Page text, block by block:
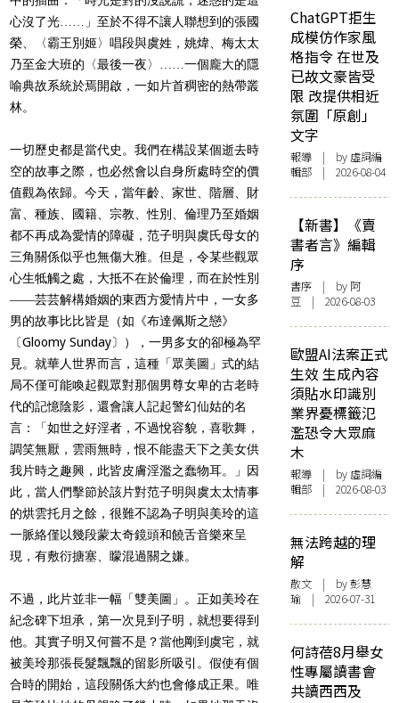
心沒了光……」至於不得不讓人聯想到的張國
榮、〈霸王別姬〉唱段與虞姓，姚煒、梅太太
乃至金大班的〈最後一夜〉……一個龐大的隱
喻典故系統於焉開啟，一如片首稠密的熱帶叢
林。
一切歷史都是當代史。我們在構設某個逝去時
空的故事之際，也必然會以自身所處時空的價
值觀為依歸。今天，當年齡、家世、階層、財
富、種族、國籍、宗教、性別、倫理乃至婚姻
都不再成為愛情的障礙，范子明與虞氏母女的
三角關係似乎也無傷大雅。但是，令某些觀眾
心生牴觸之處，大抵不在於倫理，而在於性別
――芸芸解構婚姻的東西方愛情片中，一女多
男的故事比比皆是（如《布達佩斯之戀》
〔Gloomy Sunday〕），一男多女的卻極為罕
見。就華人世界而言，這種「眾美圖」式的結
局不僅可能喚起觀眾對那個男尊女卑的古老時
代的記憶陰影，還會讓人記起警幻仙姑的名
言：「如世之好淫者，不過悅容貌，喜歌舞，
調笑無厭，雲雨無時，恨不能盡天下之美女供
我片時之趣興，此皆皮膚淫濫之蠢物耳。」因
此，當人們擊節於該片對范子明與虞太太情事
的烘雲托月之餘，很難不認為子明與美玲的這
一脈絡僅以幾段蒙太奇鏡頭和饒舌音樂來呈
現，有敷衍搪塞、矇混過關之嫌。
不過，此片並非一幅「雙美圖」。正如美玲在
紀念碑下坦承，第一次見到子明，就想要得到
他。其實子明又何嘗不是？當他剛到虞宅，就
被美玲那張長髮飄飄的留影所吸引。假使有個
合時的開始，這段關係大約也會修成正果。唯
ChatGPT拒生
成模仿作家風
格指令 在世及
已故文豪皆受
限 改提供相近
氛圍「原創」
文字
報導 | by 虛詞編
輯部 | 2026-08-04
【新書】《賣
書者言》編輯
序
書序 | by 阿
豆 | 2026-08-03
歐盟AI法案正式
生效 生成內容
須貼水印識別
業界憂標籤氾
濫恐令大眾麻
木
報導 | by 虛詞編
輯部 | 2026-08-03
無法跨越的理
解
散文 | by 彭慧
瑜 | 2026-07-31
何詩蓓8月舉女
性專屬讀書會
共讀西西及